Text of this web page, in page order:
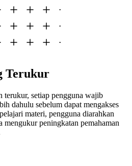
Terukur
setiap pengguna wajib
dahulu sebelum dapat mengakses
materi, pengguna diarahkan
mengukur peningkatan pemahaman